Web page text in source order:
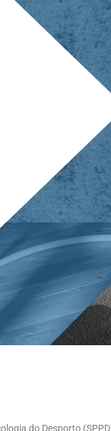
do Desporto